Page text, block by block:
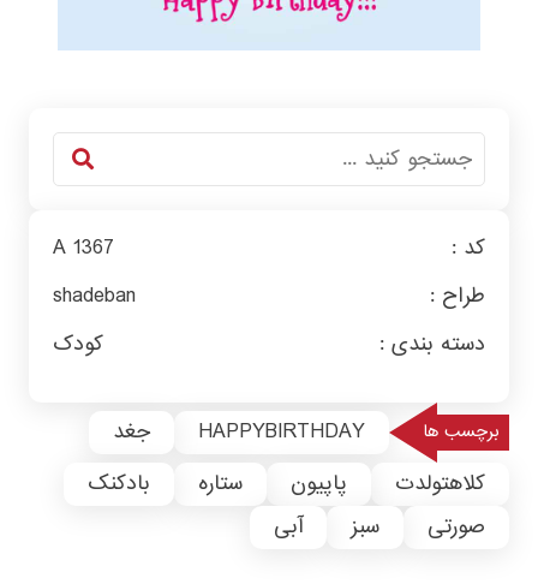
کد :
A 1367
طراح :
shadeban
دسته بندی :
کودک
برچسب ها HAPPYBIRTHDAY
جغد
کلاهتولدت
پاپیون ستاره
بادکنک
صورتی
سبز آبی